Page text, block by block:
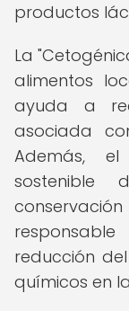
productos
La
alimentos
ayuda a
asociada
Además,
sostenible
reducción
químicos en